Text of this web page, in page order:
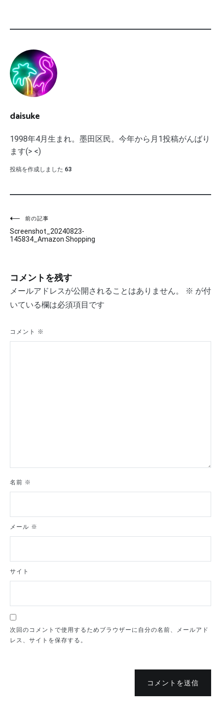
daisuke
1998年4月生まれ。墨田区民。今年から月1投稿がんばり
ます(> <)
投稿を作成しました 63
投
稿
ビ
ゲ
ー
シ
ョ
前の記事
Screenshot_20240823-
145834_Amazon Shopping
コメントを残す
メールアドレスが公開されることはありません。 ※ が付
いている欄は必須項目です
コメント ※
名前 ※
メール ※
サイト
次回のコメントで使用するためブラウザーに自分の名前、メールアド
レス、サイトを保存する。
コメントを送信